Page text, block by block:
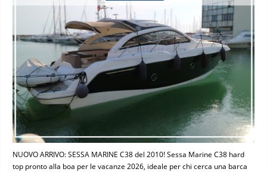
NUOVO ARRIVO: SESSA MARINE C38 del 2010! Sessa Marine C38 hard
top pronto alla boa per le vacanze 2026, ideale per chi cerca una barca